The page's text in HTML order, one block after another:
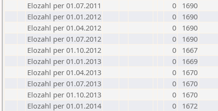
Elozahl per 01.07.2011
0
1690
Elozahl per 01.01.2012
0
1690
Elozahl per 01.04.2012
0
1690
Elozahl per 01.07.2012
0
1690
Elozahl per 01.10.2012
0
1667
Elozahl per 01.01.2013
0
1669
Elozahl per 01.04.2013
0
1670
Elozahl per 01.07.2013
0
1670
Elozahl per 01.10.2013
0
1670
Elozahl per 01.01.2014
0
1672